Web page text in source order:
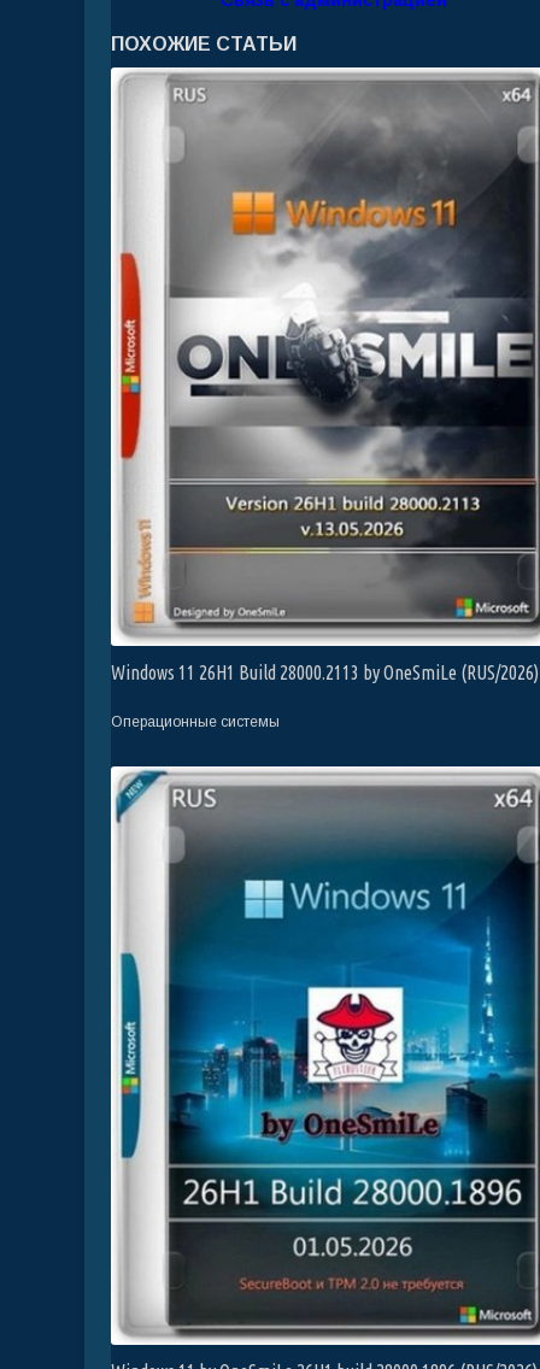
ПОХОЖИЕ СТАТЬИ
Windows 11 26H1 Build 28000.2113 by OneSmiLe (RUS/2026)
Операционные системы